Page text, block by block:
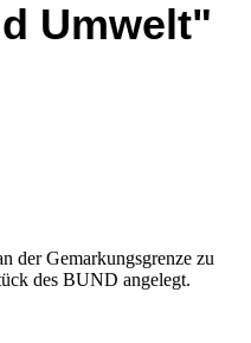
Umwelt"
der Gemarkungsgrenze zu
des BUND angelegt.